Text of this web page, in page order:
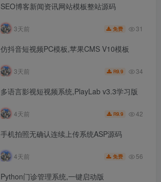
SEO博客新闻资讯网站模板整站源码
3天前 免费 31
仿抖音短视频PC模板,苹果CMS V10模板
3天前 R9.9 34
多语言影视短视频系统,PlayLab v3.3学习版
4天前 R9.9 42
手机拍照无确认连续上传系统ASP源码
4天前 免费 56
Python门诊管理系统,一键启动版